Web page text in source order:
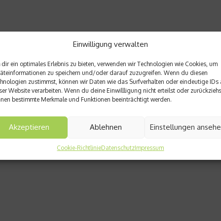
Einwilligung verwalten
dir ein optimales Erlebnis zu bieten, verwenden wir Technologien wie Cookies, um
zu speichern und/oder darauf zuzugreifen. Wenn du diesen
zustimmst, können wir Daten wie das Surfverhalten oder eindeutige IDs
Website verarbeiten. Wenn du deine Einwillligung nicht erteilst oder
bestimmte Merkmale und Funktionen beeinträchtigt werden.
Akzeptieren Ablehnen Einstellungen
Cookie-RichtlinieDatenschutzImpressum